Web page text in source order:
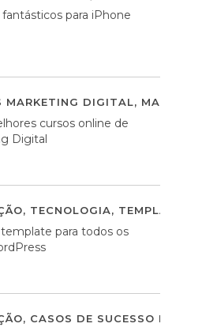
para iPhone
MARKETING DIGITAL,
cursos online de
Digital
, TECNOLOGIA, TEMPLATES
template para todos os
, CASOS DE SUCESSO DE